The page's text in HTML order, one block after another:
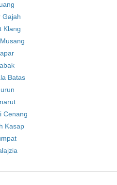
Gajah
Klang
Batas
Cenang
Kasap